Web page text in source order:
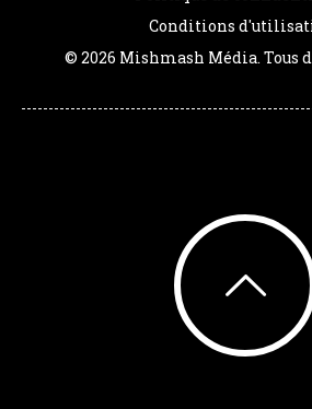
Conditions
© 2026 Mishmash Média. Tous